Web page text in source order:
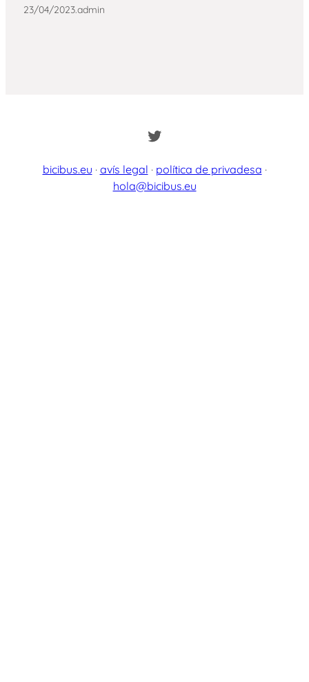
23/04/2023.admin
Twitter
bicibus.eu · avís legal · política de privadesa ·
hola@bicibus.eu